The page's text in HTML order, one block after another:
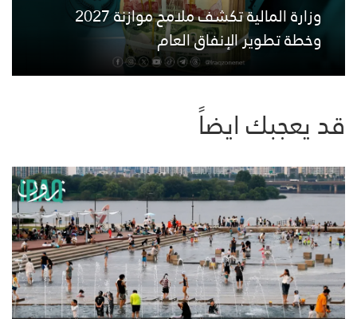
وزارة المالية تكشف ملامح موازنة 2027
وخطة تطوير الإنفاق العام
قد يعجبك ايضاً